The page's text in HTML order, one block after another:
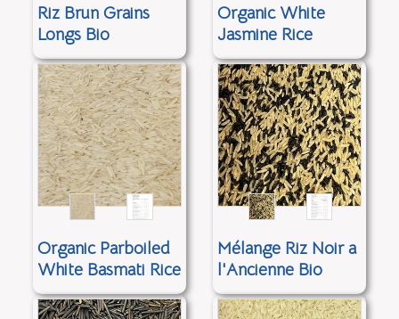
Riz Brun Grains
Longs Bio
Organic White
Jasmine Rice
Organic Parboiled
White Basmati Rice
Mélange Riz Noir a
l'Ancienne Bio